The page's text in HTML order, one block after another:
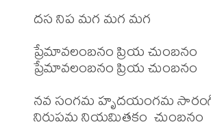
దస నిప మగ మగ మగ
ప్రేమావలంబనం ప్రియ చుంబనం
ప్రేమావలంబనం ప్రియ చుంబనం
నవ సంగమ హృదయంగమ
నిరుపమ నియమితకం  చుంబనం